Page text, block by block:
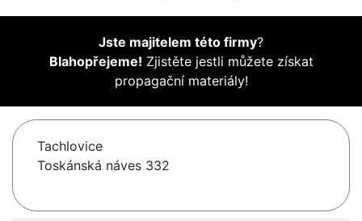
Jste majitelem této firmy?
Blahopřejeme! Zjistěte jestli můžete získat
propagační materiály!
Tachlovice
Toskánská náves 332